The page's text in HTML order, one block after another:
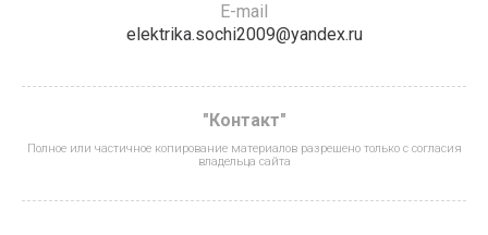
E-mail
elektrika.sochi2009@yandex.ru
"Контакт"
Полное или частичное копирование материалов разрешено только с согласия
владельца сайта